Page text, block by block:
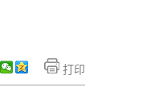
打印